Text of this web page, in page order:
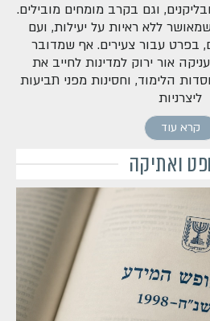
וגם בקרב מומחים מובילים.
ללא ראיות על יעילות, ועם
בפרט עבור צעירים. אף שמדובר
אור ירוק למדינות לחייב את
הלימוד, וחסינות מפני תביעות
ליצרניות
קרא עוד
ואתיקה